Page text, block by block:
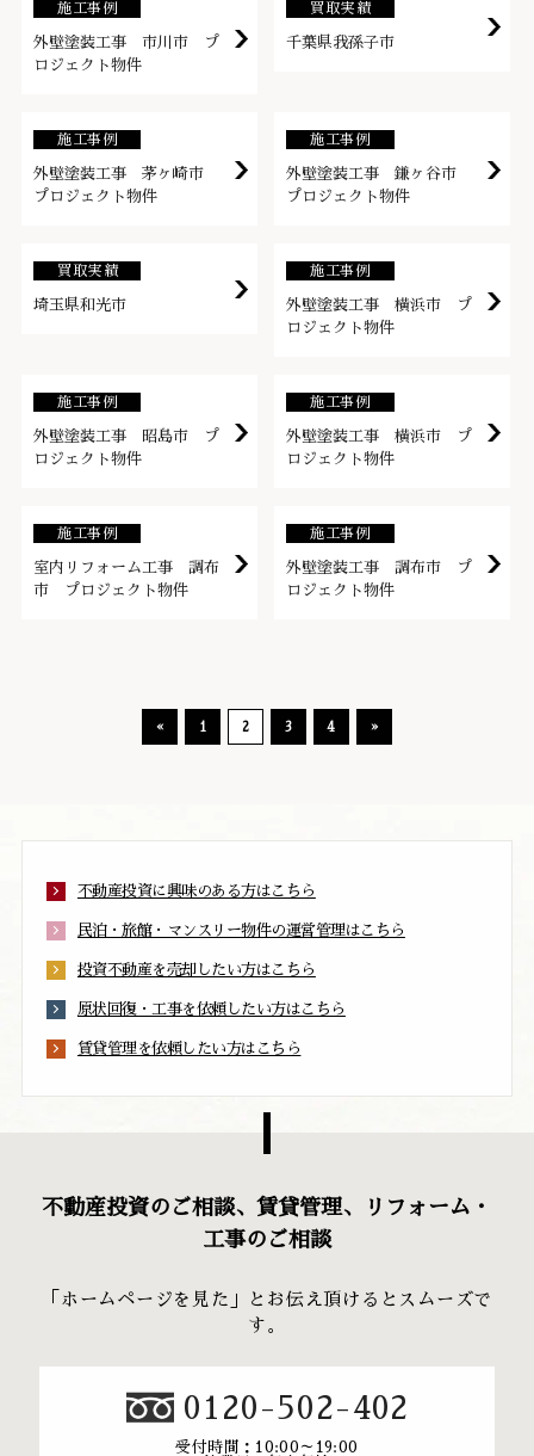
施工事例
外壁塗装工事 市川市 プ
ロジェクト物件
買取実績
千葉県我孫子市
施工事例
外壁塗装工事 茅ヶ崎市
プロジェクト物件
施工事例
外壁塗装工事 鎌ヶ谷市
プロジェクト物件
買取実績
埼玉県和光市
施工事例
外壁塗装工事 横浜市 プ
ロジェクト物件
施工事例
外壁塗装工事 昭島市 プ
ロジェクト物件
施工事例
外壁塗装工事 横浜市 プ
ロジェクト物件
施工事例
室内リフォーム工事 調布
市 プロジェクト物件
施工事例
外壁塗装工事 調布市 プ
ロジェクト物件
« 1 2 3 4 »
不動産投資に興味のある方はこちら
民泊・旅館・マンスリー物件の運営管理はこちら
投資不動産を売却したい方はこちら
原状回復・工事を依頼したい方はこちら
賃貸管理を依頼したい方はこちら
不動産投資のご相談、賃貸管理、リフォーム・
工事のご相談
「ホームページを見た」とお伝え頂けるとスムーズで
す。
0120-502-402
受付時間：10:00～19:00